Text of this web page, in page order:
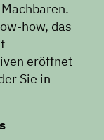
how, das
eröffnet
Sie in